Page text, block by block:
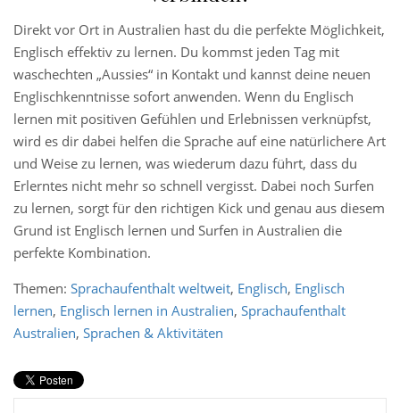
Direkt vor Ort in Australien hast du die perfekte Möglichkeit,
Englisch effektiv zu lernen. Du kommst jeden Tag mit
waschechten „Aussies“ in Kontakt und kannst deine neuen
Englischkenntnisse sofort anwenden. Wenn du Englisch
lernen mit positiven Gefühlen und Erlebnissen verknüpfst,
wird es dir dabei helfen die Sprache auf eine natürlichere Art
und Weise zu lernen, was wiederum dazu führt, dass du
Erlerntes nicht mehr so schnell vergisst. Dabei noch Surfen
zu lernen, sorgt für den richtigen Kick und genau aus diesem
Grund ist Englisch lernen und Surfen in Australien die
perfekte Kombination.
Themen: Sprachaufenthalt weltweit, Englisch, Englisch
lernen, Englisch lernen in Australien, Sprachaufenthalt
Australien, Sprachen & Aktivitäten